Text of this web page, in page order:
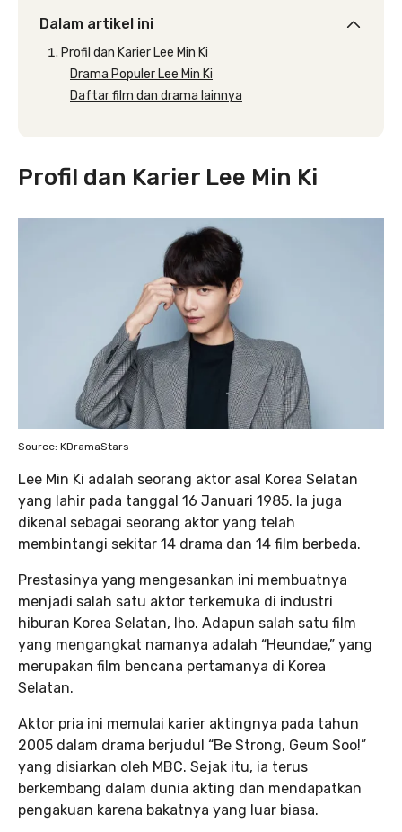
Dalam artikel ini
Profil dan Karier Lee Min Ki
Drama Populer Lee Min Ki
Daftar film dan drama lainnya
Profil dan Karier Lee Min Ki
Source: KDramaStars
Lee Min Ki adalah seorang aktor asal Korea Selatan
yang lahir pada tanggal 16 Januari 1985. Ia juga
dikenal sebagai seorang aktor yang telah
membintangi sekitar 14 drama dan 14 film berbeda.
Prestasinya yang mengesankan ini membuatnya
menjadi salah satu aktor terkemuka di industri
hiburan Korea Selatan, lho. Adapun salah satu film
yang mengangkat namanya adalah “Heundae,” yang
merupakan film bencana pertamanya di Korea
Selatan.
Aktor pria ini memulai karier aktingnya pada tahun
2005 dalam drama berjudul “Be Strong, Geum Soo!”
yang disiarkan oleh MBC. Sejak itu, ia terus
berkembang dalam dunia akting dan mendapatkan
pengakuan karena bakatnya yang luar biasa.